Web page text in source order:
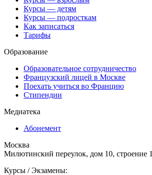
Курсы — детям
Курсы — подросткам
Как записаться
Тарифы
Образование
Образовательное сотрудничество
Французский лицей в Москве
Поехать учиться во Францию
Стипендии
Медиатека
Абонемент
Москва
Милютинский переулок, дом 10, строение 1
Курсы / Экзамены: